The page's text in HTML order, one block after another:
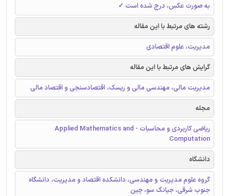
به صورت عکس، درج شده است ✓
رشته های مرتبط با این مقاله
مدیریت، علوم اقتصادی
گرایش های مرتبط با این مقاله
مدیریت مالی، مهندسی مالی و ریسک، اقتصادسنجی و اقتصاد مالی
مجله
ریاضی کاربردی و محاسبات - Applied Mathematics and
Computation
دانشگاه
گروه علوم مدیریت و مهندسی، دانشکده اقتصاد و مدیریت، دانشگاه
جنوب شرقی، جیانگ سو، چین